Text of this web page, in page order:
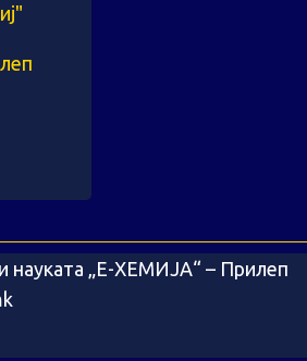
науката „Е-ХЕМИЈА“ – Прилеп